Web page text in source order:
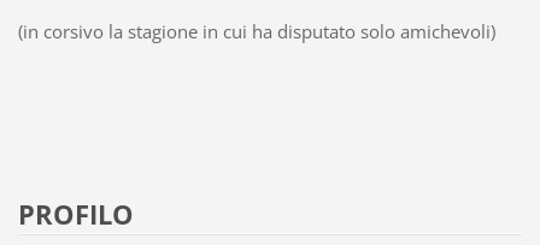
(in corsivo la stagione in cui ha disputato solo amichevoli)
PROFILO